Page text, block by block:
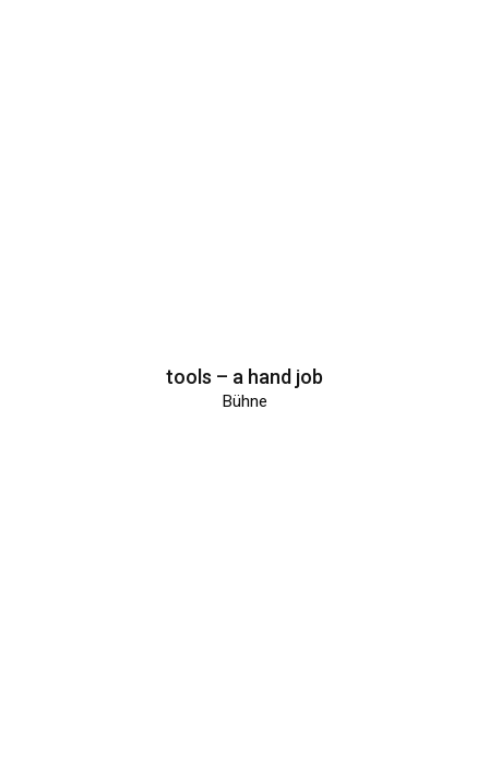
tools – a hand job
Bühne